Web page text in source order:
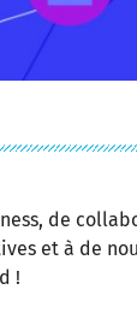
de
et à de
!